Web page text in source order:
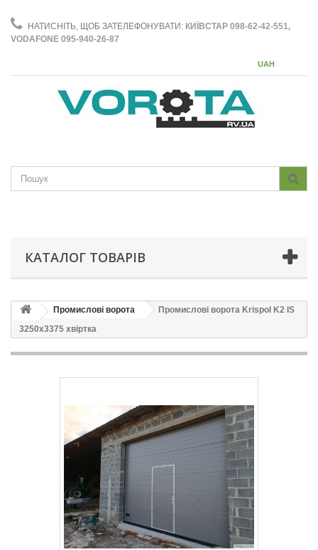
НАТИСНІТЬ, ЩОБ ЗАТЕЛЕФОНУВАТИ: КИЇВСТАР 098-62-42-551,
VODAFONE 095-940-26-87
UAH
КАТАЛОГ ТОВАРІВ
Промислові ворота
Промислові ворота Krispol K2 IS
3250x3375 хвіртка